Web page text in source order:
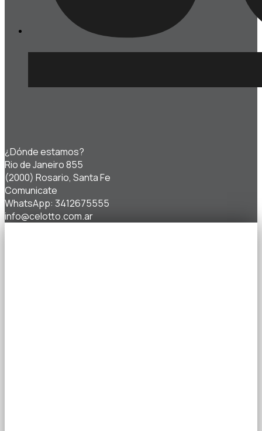
¿Dónde estamos?
Rio de Janeiro 855
(2000) Rosario, Santa Fe
Comunicate
WhatsApp: 3412675555
info@celotto.com.ar